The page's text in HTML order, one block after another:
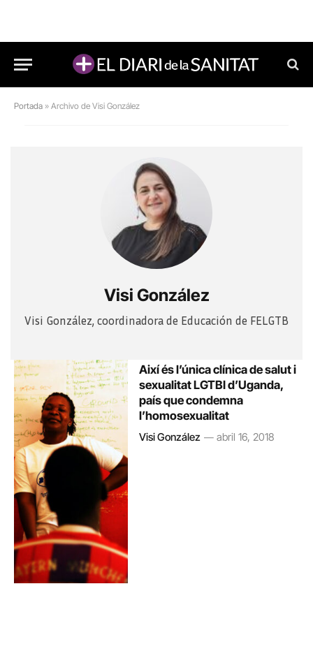
Portada » Archivo de Visi González
Visi González
Visi González, coordinadora de Educación de FELGTB
Així és l’única clínica de salut i
sexualitat LGTBI d’Uganda,
país que condemna
l’homosexualitat
Visi González abril 16, 2018